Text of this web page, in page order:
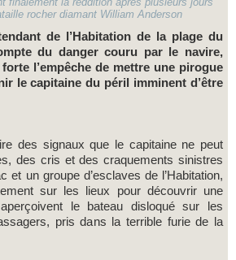
rocher diamant William Anderson
du danger couru par le navire,
l’empêche de mettre une pirogue
le capitaine du péril imminent d’être
des signaux que le capitaine ne peut
des cris et des craquements sinistres
et un groupe d’esclaves de l’Habitation,
sur les lieux pour découvrir une
le bateau disloqué sur les
pris dans la terrible furie de la